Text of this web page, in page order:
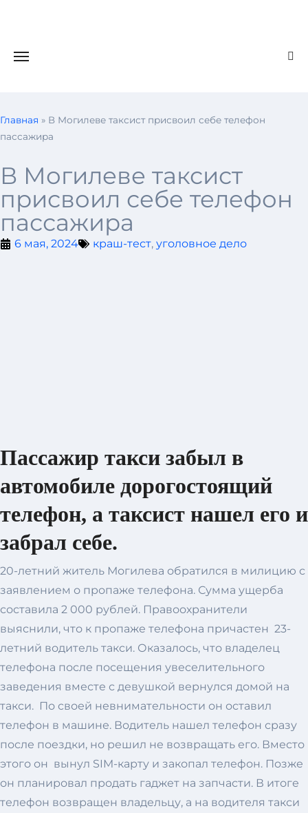
Главная » В Могилеве таксист присвоил себе телефон
пассажира
В Могилеве таксист
присвоил себе телефон
пассажира
6 мая, 2024 краш-тест, уголовное дело
Пассажир такси забыл в
автомобиле дорогостоящий
телефон, а таксист нашел его и
забрал себе.
20-летний житель Могилева обратился в милицию с
заявлением о пропаже телефона. Сумма ущерба
составила 2 000 рублей. Правоохранители
выяснили, что к пропаже телефона причастен 23-
летний водитель такси. Оказалось, что владелец
телефона после посещения увеселительного
заведения вместе с девушкой вернулся домой на
такси. По своей невнимательности он оставил
телефон в машине. Водитель нашел телефон сразу
после поездки, но решил не возвращать его. Вместо
этого он вынул SIM-карту и закопал телефон. Позже
он планировал продать гаджет на запчасти. В итоге
телефон возвращен владельцу, а на водителя такси